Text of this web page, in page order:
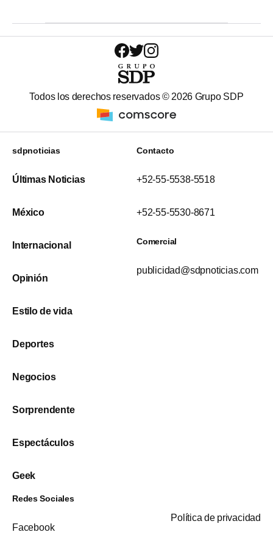
Todos los derechos reservados © 2026 Grupo SDP
sdpnoticias
Últimas Noticias
México
Internacional
Opinión
Estilo de vida
Deportes
Negocios
Sorprendente
Espectáculos
Geek
Contacto
+52-55-5538-5518
+52-55-5530-8671
Comercial
publicidad@sdpnoticias.com
Redes Sociales
Facebook
Política de privacidad